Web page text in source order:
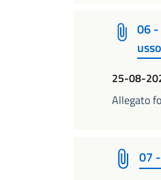
06 -
25-08-
Allegato
07